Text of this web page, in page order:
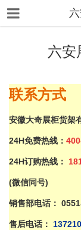
六安
联系方式
安徽大奇展柜货架
24H免费热线：
24H订购热线：
(微信同号)
销售部电话：
售后电话： 137